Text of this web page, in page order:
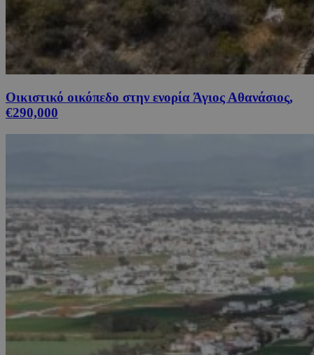
Οικιστικό οικόπεδο στην ενορία Άγιος Αθανάσιος,
€290,000